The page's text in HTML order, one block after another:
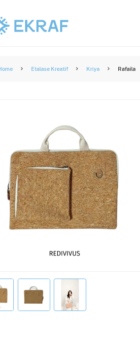
Etalase Kreatif Kriya Rafaila